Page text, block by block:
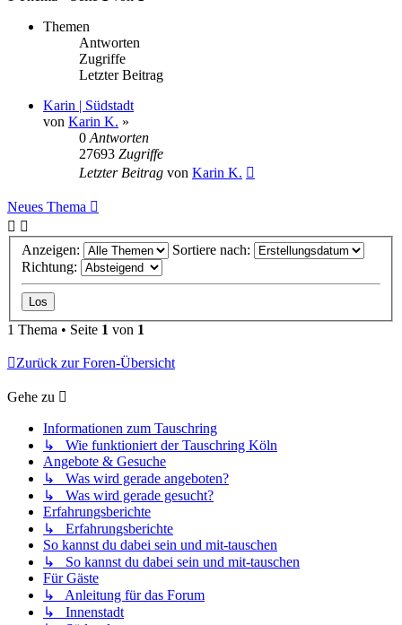
Themen
Antworten
Zugriffe
Letzter Beitrag
Karin | Südstadt
von Karin K. »
0 Antworten
27693 Zugriffe
Letzter Beitrag von Karin K.
Neues Thema
Anzeigen:
Sortiere nach:
Richtung:
1 Thema • Seite 1 von 1
Zurück zur Foren-Übersicht
Gehe zu
Informationen zum Tauschring
↳ Wie funktioniert der Tauschring Köln
Angebote & Gesuche
↳ Was wird gerade angeboten?
↳ Was wird gerade gesucht?
Erfahrungsberichte
↳ Erfahrungsberichte
So kannst du dabei sein und mit-tauschen
↳ So kannst du dabei sein und mit-tauschen
Für Gäste
↳ Anleitung für das Forum
↳ Innenstadt